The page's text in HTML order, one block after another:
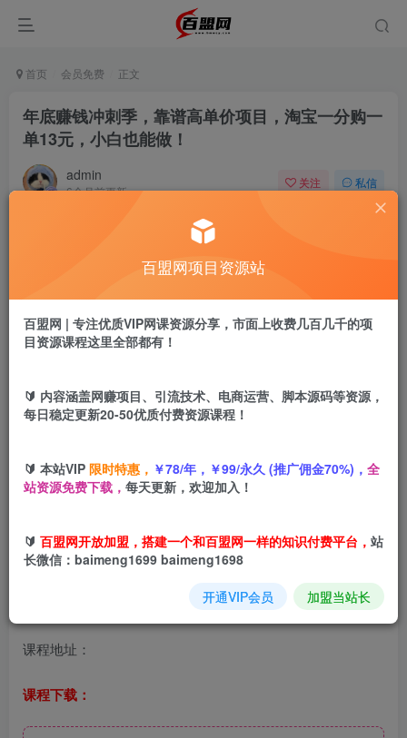
首页 会员免费 正文
年底赚钱冲刺季，靠谱高单价项目，淘宝一分购一
单13元，小白也能做！
admin
6个月前更新
关注 私信
盟币 9.9
立即购买
「淘宝1分购」全新项目，拉活单价直逼13元/单，搭配 “全场
低！诚邀您报备推广，抢占高单价红利！
课程地址：
课程下载：
百盟网项目资源站
百盟网 | 专注优质VIP网课资源分享，市面上收费几百几千的项
目资源课程这里全部都有！
🔰 内容涵盖网赚项目、引流技术、电商运营、脚本源码等资源，
每日稳定更新20-50优质付费资源课程！
🔰 本站VIP 限时特惠， ￥78/年，￥99/永久 (推广佣金70%)， 全
站资源免费下载， 每天更新，欢迎加入！
🔰 百盟网开放加盟，搭建一个和百盟网一样的知识付费平台， 站
长微信：baimeng1699 baimeng1698
开通VIP会员 加盟当站长